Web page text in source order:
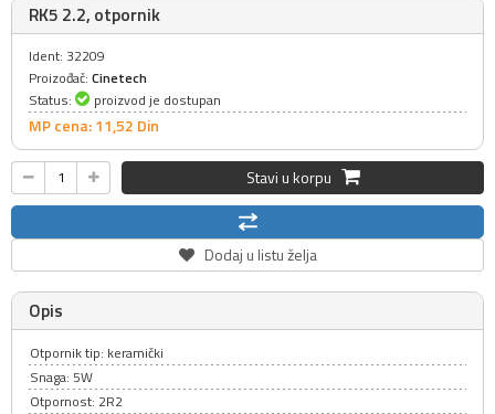
RK5 2.2, otpornik
Ident: 32209
Proizođač: Cinetech
Status:
proizvod je dostupan
MP cena: 11,52 Din
Stavi u korpu
Dodaj u listu želja
Opis
Otpornik tip: keramički
Snaga: 5W
Otpornost: 2R2